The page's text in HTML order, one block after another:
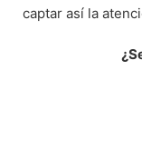
captar así la